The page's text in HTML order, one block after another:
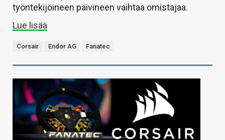
työntekijöineen päivineen vaihtaa omistajaa.
Lue lisää
Corsair Endor AG Fanatec